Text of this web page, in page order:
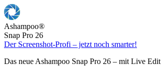
Ashampoo®
Snap Pro 26
Der Screenshot-Profi – jetzt noch smarter!
Das neue Ashampoo Snap Pro 26 – mit Live